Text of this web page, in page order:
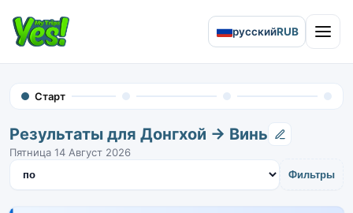
русскийRUB Open
Старт
Результаты для Донгхой → Винь
Пятница 14 Август 2026
Фильтры
Сортировать результаты